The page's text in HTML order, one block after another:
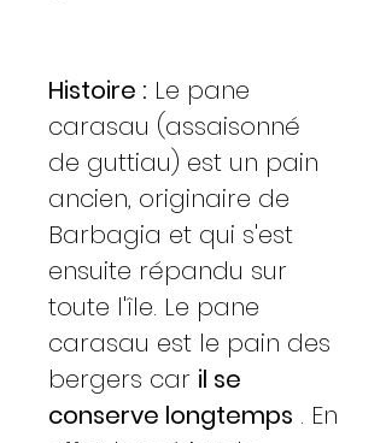
Histoire : Le pane
carasau (assaisonné
de guttiau) est un pain
ancien, originaire de
Barbagia et qui s'est
ensuite répandu sur
toute l'île. Le pane
carasau est le pain des
bergers car il se
conserve longtemps . En